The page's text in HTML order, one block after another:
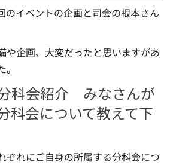
のイベントの企画と司会の根本さん
や企画、大変だったと思いますがあ
科会紹介 みなさんが
科会について教えて下
ぞれにご自身の所属する分科会につ